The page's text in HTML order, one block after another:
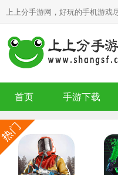
上上分手游网，好玩的手机游戏
首页 手游下载